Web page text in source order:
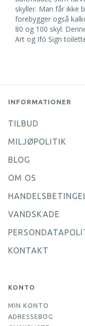
skyller. Man får ikke
forebygger også
80 og 100 skyl.
Art og Ifö Sign
INFORMATIONER
TILBUD
MILJØPOLITIK
BLOG
OM OS
VANDSKADE
KONTAKT
KONTO
MIN KONTO
ADRESSEBOG